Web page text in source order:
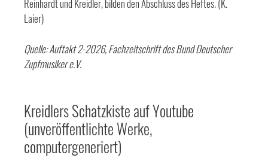
Reinhardt und Kreidler, bilden den Abschluss des Heftes. (K.
Laier)
Quelle: Auftakt 2-2026, Fachzeitschrift des Bund Deutscher
Zupfmusiker e.V.
Kreidlers Schatzkiste auf Youtube
(unveröffentlichte Werke,
computergeneriert)